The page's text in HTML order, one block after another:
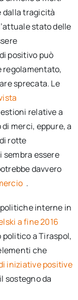
dalla tragicità
stato delle
positivo può
sprecata. Le
relative a
merci, eppure, a
rotte
essere
davvero
.
interne in
a fine 2016
a Tiraspol,
che
iniziative positive
sostegno da